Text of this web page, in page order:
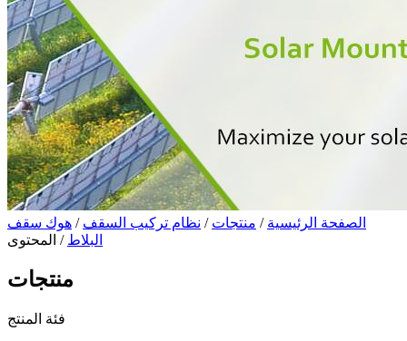
الصفحة الرئيسية / منتجات / نظام تركيب السقف / هوك سقف
البلاط / المحتوى
منتجات
فئة المنتج